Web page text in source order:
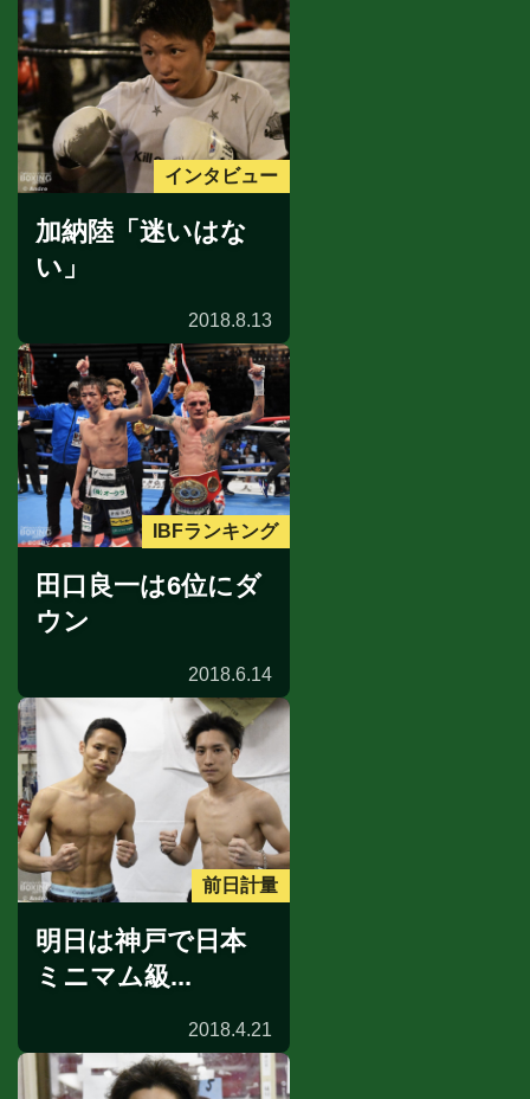
インタビュー
加納陸「迷いはな
い」
2018.8.13
IBFランキング
田口良一は6位にダ
ウン
2018.6.14
前日計量
明日は神戸で日本
ミニマム級...
2018.4.21